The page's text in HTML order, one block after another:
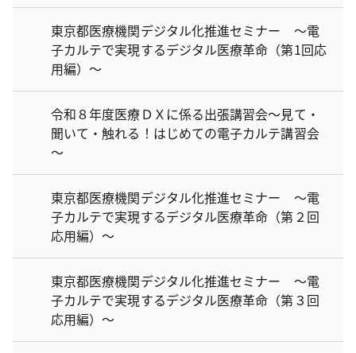
東京都医療機関デジタル化推進セミナー ～電
子カルテで実現するデジタル医療革命（第1回応
用編）～
令和８年度医療ＤＸに係る出張講習会～見て・
聞いて・触れる！はじめての電子カルテ講習会
～
東京都医療機関デジタル化推進セミナー ～電
子カルテで実現するデジタル医療革命（第２回
応用編）～
東京都医療機関デジタル化推進セミナー ～電
子カルテで実現するデジタル医療革命（第３回
応用編）～